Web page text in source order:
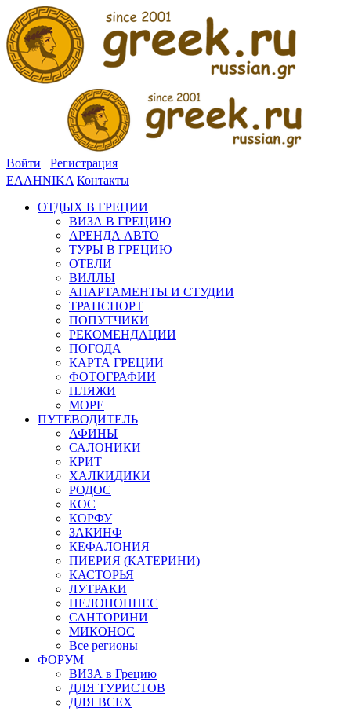
Войти
Регистрация
ΕΛΛΗΝΙΚΑ Контакты
ОТДЫХ В ГРЕЦИИ
ВИЗА В ГРЕЦИЮ
АРЕНДА АВТО
ТУРЫ В ГРЕЦИЮ
ОТЕЛИ
ВИЛЛЫ
АПАРТАМЕНТЫ И СТУДИИ
ТРАНСПОРТ
ПОПУТЧИКИ
РЕКОМЕНДАЦИИ
ПОГОДА
КАРТА ГРЕЦИИ
ФОТОГРАФИИ
ПЛЯЖИ
МОРЕ
ПУТЕВОДИТЕЛЬ
АФИНЫ
САЛОНИКИ
КРИТ
ХАЛКИДИКИ
РОДОС
КОС
КОРФУ
ЗАКИНФ
КЕФАЛОНИЯ
ПИЕРИЯ (КАТЕРИНИ)
КАСТОРЬЯ
ЛУТРАКИ
ПЕЛОПОННЕС
САНТОРИНИ
МИКОНОС
Все регионы
ФОРУМ
ВИЗА в Грецию
ДЛЯ ТУРИСТОВ
ДЛЯ ВСЕХ